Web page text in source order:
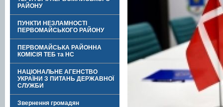
РАЙОНУ
ПУНКТИ НЕЗЛАМНОСТІ
ПЕРВОМАЙСЬКОГО РАЙОНУ
ПЕРВОМАЙСЬКА РАЙОННА
КОМІСІЯ ТЕБ та НС
НАЦІОНАЛЬНЕ АГЕНСТВО
УКРАЇНИ З ПИТАНЬ ДЕРЖАВНОЇ
СЛУЖБИ
Звернення громадян